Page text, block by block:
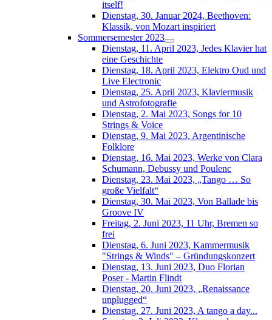
itself!
Dienstag, 30. Januar 2024, Beethoven:
Klassik, von Mozart inspiriert
Sommersemester 2023
Dienstag, 11. April 2023, Jedes Klavier hat
eine Geschichte
Dienstag, 18. April 2023, Elektro Oud und
Live Electronic
Dienstag, 25. April 2023, Klaviermusik
und Astrofotografie
Dienstag, 2. Mai 2023, Songs for 10
Strings & Voice
Dienstag, 9. Mai 2023, Argentinische
Folklore
Dienstag, 16. Mai 2023, Werke von Clara
Schumann, Debussy und Poulenc
Dienstag, 23. Mai 2023, „Tango … So
große Vielfalt“
Dienstag, 30. Mai 2023, Von Ballade bis
Groove IV
Freitag, 2. Juni 2023, 11 Uhr, Bremen so
frei
Dienstag, 6. Juni 2023, Kammermusik
"Strings & Winds" – Gründungskonzert
Dienstag, 13. Juni 2023, Duo Florian
Poser - Martin Flindt
Dienstag, 20. Juni 2023, „Renaissance
unplugged“
Dienstag, 27. Juni 2023, A tango a day...